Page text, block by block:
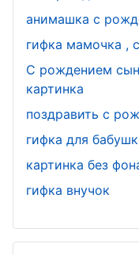
анимашка с
гифка мамочка ,
С рождением
картинка
поздравить с
гифка для
картинка без
гифка внучок